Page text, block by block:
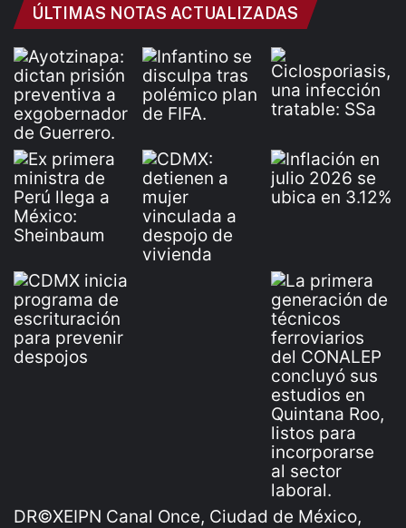
ÚLTIMAS NOTAS ACTUALIZADAS
DR©XEIPN Canal Once, Ciudad de México,